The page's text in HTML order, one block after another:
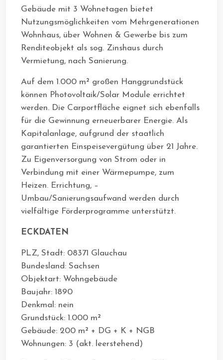
Gebäude mit 3 Wohnetagen bietet
Nutzungsmöglichkeiten vom Mehrgenerationen
Wohnhaus, über Wohnen & Gewerbe bis zum
Renditeobjekt als sog. Zinshaus durch
Vermietung, nach Sanierung.
Auf dem 1.000 m² großen Hanggrundstück
können Photovoltaik/Solar Module errichtet
werden. Die Carportfläche eignet sich ebenfalls
für die Gewinnung erneuerbarer Energie. Als
Kapitalanlage, aufgrund der staatlich
garantierten Einspeisevergütung über 21 Jahre.
Zu Eigenversorgung von Strom oder in
Verbindung mit einer Wärmepumpe, zum
Heizen. Errichtung, –
Umbau/Sanierungsaufwand werden durch
vielfältige Förderprogramme unterstützt.
ECKDATEN
PLZ, Stadt: 08371 Glauchau
Bundesland: Sachsen
Objektart: Wohngebäude
Baujahr: 1890
Denkmal: nein
Grundstück: 1.000 m²
Gebäude: 200 m² + DG + K + NGB
Wohnungen: 3 (akt. leerstehend)